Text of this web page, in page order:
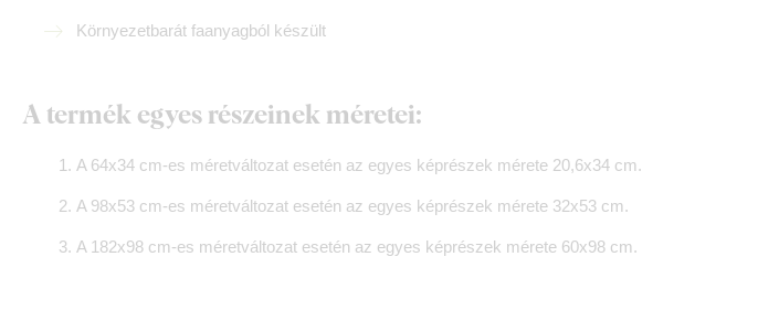
Környezetbarát faanyagból készült
A termék egyes részeinek méretei:
A 64x34 cm-es méretváltozat esetén az egyes képrészek mérete 20,6x34 cm.
A 98x53 cm-es méretváltozat esetén az egyes képrészek mérete 32x53 cm.
A 182x98 cm-es méretváltozat esetén az egyes képrészek mérete 60x98 cm.